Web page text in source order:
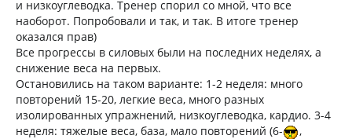
и низкоуглеводка. Тренер спорил со мной, что все
наоборот. Попробовали и так, и так. В итоге тренер
оказался прав)
Все прогрессы в силовых были на последних неделях, а
снижение веса на первых.
Остановились на таком варианте: 1-2 неделя: много
повторений 15-20, легкие веса, много разных
изолированных упражнений, низкоуглеводка, кардио. 3-4
неделя: тяжелые веса, база, мало повторений (6-
,